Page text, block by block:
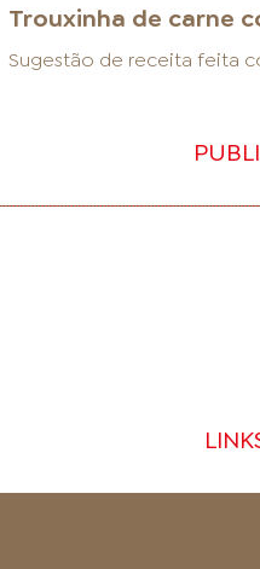
Trouxinha de carne
Sugestão de receita feita